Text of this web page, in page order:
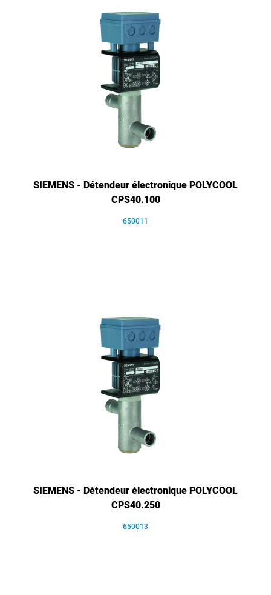
SIEMENS - Détendeur électronique POLYCOOL
CPS40.100
650011
SIEMENS - Détendeur électronique POLYCOOL
CPS40.250
650013